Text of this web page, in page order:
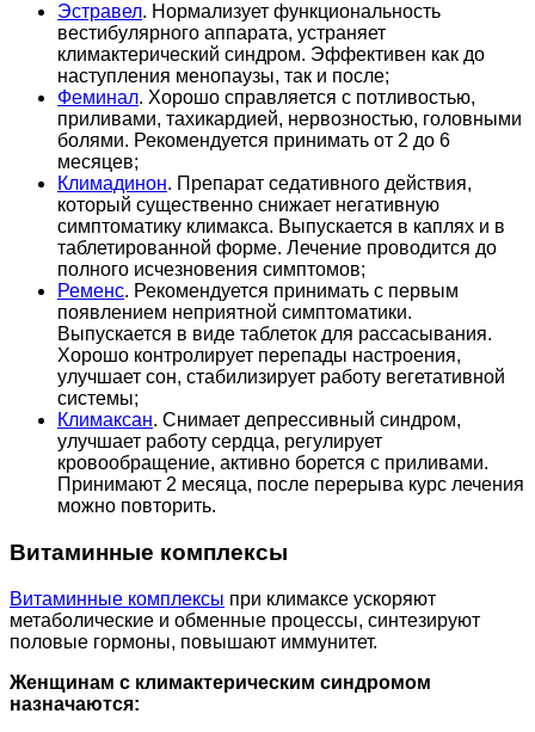
Эстравел. Нормализует функциональность
вестибулярного аппарата, устраняет
климактерический синдром. Эффективен как до
наступления менопаузы, так и после;
Феминал. Хорошо справляется с потливостью,
приливами, тахикардией, нервозностью, головными
болями. Рекомендуется принимать от 2 до 6
месяцев;
Климадинон. Препарат седативного действия,
который существенно снижает негативную
симптоматику климакса. Выпускается в каплях и в
таблетированной форме. Лечение проводится до
полного исчезновения симптомов;
Ременс. Рекомендуется принимать с первым
появлением неприятной симптоматики.
Выпускается в виде таблеток для рассасывания.
Хорошо контролирует перепады настроения,
улучшает сон, стабилизирует работу вегетативной
системы;
Климаксан. Снимает депрессивный синдром,
улучшает работу сердца, регулирует
кровообращение, активно борется с приливами.
Принимают 2 месяца, после перерыва курс лечения
можно повторить.
Витаминные комплексы
Витаминные комплексы при климаксе ускоряют
метаболические и обменные процессы, синтезируют
половые гормоны, повышают иммунитет.
Женщинам с климактерическим синдромом
назначаются: